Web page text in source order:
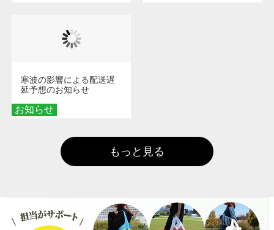
お知らせ
寒波の影響による配送遅
延予想のお知らせ
もっと見る